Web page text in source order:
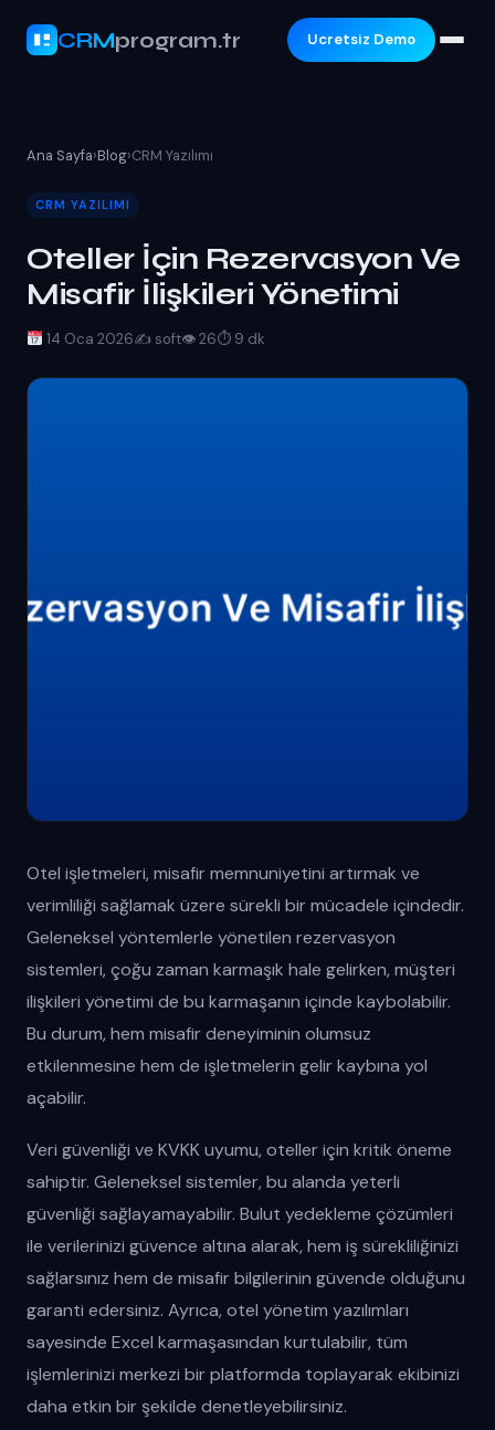
CRMprogram.tr Ucretsiz Demo
Ana Sayfa›Blog›CRM Yazılımı
CRM YAZILIMI
Oteller İçin Rezervasyon Ve
Misafir İlişkileri Yönetimi
14 Oca 2026✍️ soft👁 26⏱ 9 dk
Otel işletmeleri, misafir memnuniyetini artırmak ve
verimliliği sağlamak üzere sürekli bir mücadele içindedir.
Geleneksel yöntemlerle yönetilen rezervasyon
sistemleri, çoğu zaman karmaşık hale gelirken, müşteri
ilişkileri yönetimi de bu karmaşanın içinde kaybolabilir.
Bu durum, hem misafir deneyiminin olumsuz
etkilenmesine hem de işletmelerin gelir kaybına yol
açabilir.
Veri güvenliği ve KVKK uyumu, oteller için kritik öneme
sahiptir. Geleneksel sistemler, bu alanda yeterli
güvenliği sağlayamayabilir. Bulut yedekleme çözümleri
ile verilerinizi güvence altına alarak, hem iş sürekliliğinizi
sağlarsınız hem de misafir bilgilerinin güvende olduğunu
garanti edersiniz. Ayrıca, otel yönetim yazılımları
sayesinde Excel karmaşasından kurtulabilir, tüm
işlemlerinizi merkezi bir platformda toplayarak ekibinizi
daha etkin bir şekilde denetleyebilirsiniz.